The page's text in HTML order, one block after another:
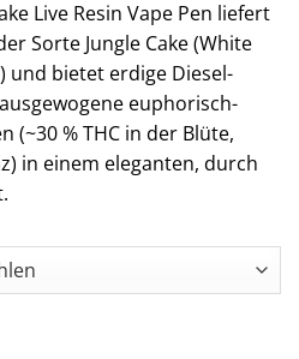
bis
€1.000,00
Live Resin Vape Pen liefert
Sorte Jungle Cake (White
und bietet erdige Diesel-
euphorisch-
(~30 % THC in der Blüte,
in einem eleganten, durch
Resin Vape Pen Menge